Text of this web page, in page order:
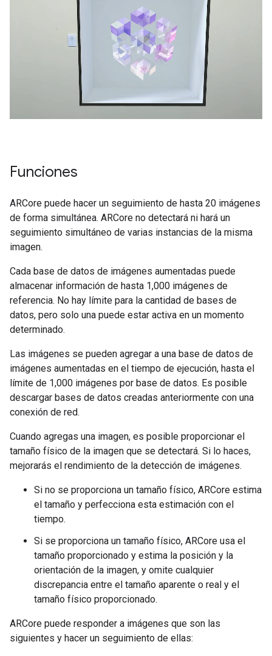
Funciones
ARCore puede hacer un seguimiento de hasta 20 imágenes
de forma simultánea. ARCore no detectará ni hará un
seguimiento simultáneo de varias instancias de la misma
imagen.
Cada base de datos de imágenes aumentadas puede
almacenar información de hasta 1,000 imágenes de
referencia. No hay límite para la cantidad de bases de
datos, pero solo una puede estar activa en un momento
determinado.
Las imágenes se pueden agregar a una base de datos de
imágenes aumentadas en el tiempo de ejecución, hasta el
límite de 1,000 imágenes por base de datos. Es posible
descargar bases de datos creadas anteriormente con una
conexión de red.
Cuando agregas una imagen, es posible proporcionar el
tamaño físico de la imagen que se detectará. Si lo haces,
mejorarás el rendimiento de la detección de imágenes.
Si no se proporciona un tamaño físico, ARCore estima
el tamaño y perfecciona esta estimación con el
tiempo.
Si se proporciona un tamaño físico, ARCore usa el
tamaño proporcionado y estima la posición y la
orientación de la imagen, y omite cualquier
discrepancia entre el tamaño aparente o real y el
tamaño físico proporcionado.
ARCore puede responder a imágenes que son las
siguientes y hacer un seguimiento de ellas: